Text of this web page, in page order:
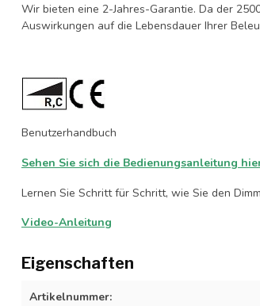
Wir bieten eine 2-Jahres-Garantie. Da der
Auswirkungen auf die Lebensdauer Ihrer
Benutzerhandbuch
Sehen Sie sich die Bedienungsanleitung
Lernen Sie Schritt für Schritt, wie Sie den
Video-Anleitung
Eigenschaften
Artikelnummer: